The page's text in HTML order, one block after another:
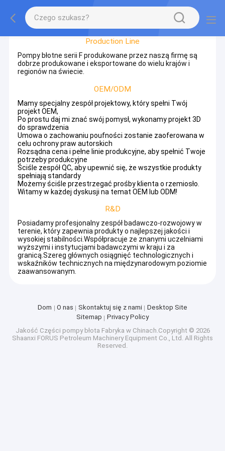
Factory Tour
Production Line
Pompy błotne serii F produkowane przez naszą firmę są
dobrze produkowane i eksportowane do wielu krajów i
regionów na świecie.
OEM/ODM
Mamy specjalny zespół projektowy, który spełni Twój
projekt OEM,
Po prostu daj mi znać swój pomysł, wykonamy projekt 3D
do sprawdzenia
Umowa o zachowaniu poufności zostanie zaoferowana w
celu ochrony praw autorskich
Rozsądna cena i pełne linie produkcyjne, aby spełnić Twoje
potrzeby produkcyjne
Ściśle zespół QC, aby upewnić się, że wszystkie produkty
spełniają standardy
Możemy ściśle przestrzegać prośby klienta o rzemiosło.
Witamy w każdej dyskusji na temat OEM lub ODM!
R&D
Posiadamy profesjonalny zespół badawczo-rozwojowy w
terenie, który zapewnia produkty o najlepszej jakości i
wysokiej stabilności.Współpracuje ze znanymi uczelniami
wyższymi i instytucjami badawczymi w kraju i za
granicą.Szereg głównych osiągnięć technologicznych i
wskaźników technicznych na międzynarodowym poziomie
zaawansowanym.
Dom O nas Skontaktuj się z nami
Desktop Site
Sitemap
Privacy Policy
Jakość Części pompy błota Fabryka w Chinach.Copyright © 2026
Shaanxi FORUS Petroleum Machinery Equipment Co., Ltd. All Rights
Reserved.